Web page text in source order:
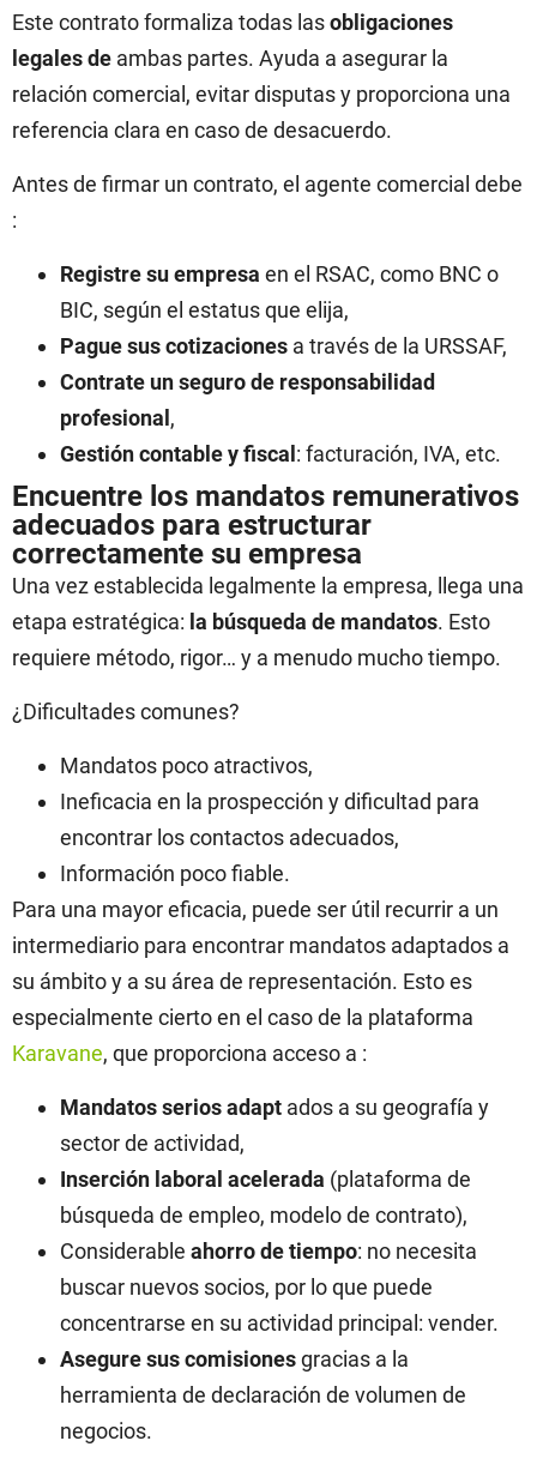
Este contrato formaliza todas lasobligaciones
legales de ambas partes. Ayuda a asegurar la
relación comercial, evitar disputas y proporciona una
referencia clara en caso de desacuerdo.
Antes de firmar un contrato, el agente comercial debe
:
Registre su empresa en el RSAC, como BNC o
BIC, según el estatus que elija,
Pague sus cotizaciones a través de la URSSAF,
Contrate un seguro de responsabilidad
profesional ,
Gestión contable y fiscal : facturación, IVA, etc.
Encuentre los mandatos remunerativos
adecuados para estructurar
correctamente su empresa
Una vez establecida legalmente la empresa, llega una
etapa estratégica: la búsqueda de mandatos. Esto
requiere método, rigor… y a menudo mucho tiempo.
¿Dificultades comunes?
Mandatos poco atractivos,
Ineficacia en la prospección y dificultad para
encontrar los contactos adecuados,
Información poco fiable.
Para una mayor eficacia, puede ser útil recurrir a un
intermediario para encontrar mandatos adaptados a
su ámbito y a su área de representación. Esto es
especialmente cierto en el caso de la plataforma
Karavane, que proporciona acceso a :
Mandatos serios adapt ados a su geografía y
sector de actividad,
Inserción laboral acelerada (plataforma de
búsqueda de empleo, modelo de contrato),
Considerable ahorro de tiempo: no necesita
buscar nuevos socios, por lo que puede
concentrarse en su actividad principal: vender.
Asegure sus comisionesgracias a la
herramienta de declaración de volumen de
negocios.